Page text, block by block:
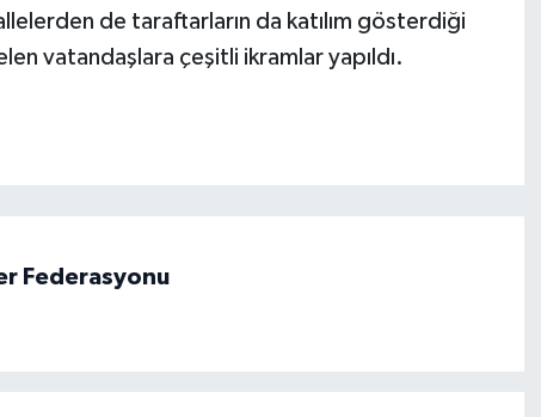
de taraftarların da katılım gösterdiği
vatandaşlara çeşitli ikramlar yapıldı.
Federasyonu